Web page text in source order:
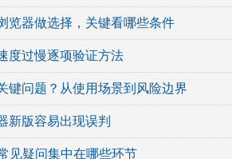
览器做选择，关键看哪些条件
度过慢逐项验证方法
键问题？从使用场景到风险边界
新版容易出现误判
见疑问集中在哪些环节